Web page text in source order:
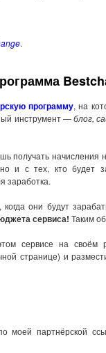
.
программу, на
инструмент —блог,
получать начисления
и с тех, кто будет
заработка.
они будут
сервиса! Таким
сервисе на своём
странице) и
моей партнёрской